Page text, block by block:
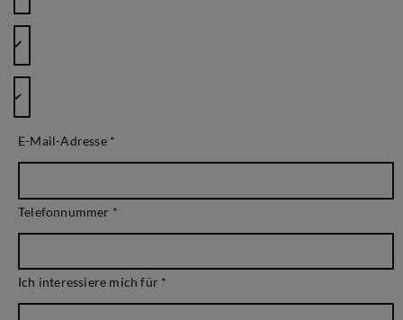
E-Mail-Adresse *
Telefonnummer *
Ich interessiere mich für *